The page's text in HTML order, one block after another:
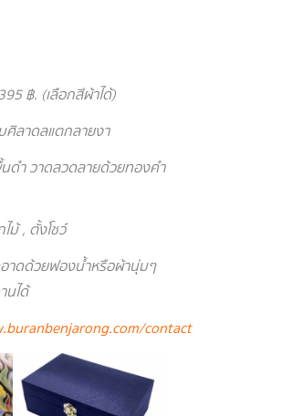
฿. (เลือกสีผ้าได้)
ศิลาดลแตกลายงา
ดำ วาดลวดลายด้วยทองคำ
ม้ , ตั้งโชว์
าดด้วยฟองน้ำหรือผ้านุ่มๆ
นได้
contact